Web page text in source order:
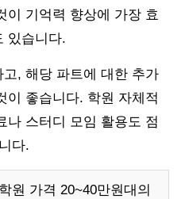
이 기억력 향상에 가장 효
있습니다.
, 해당 파트에 대한 추가
이 좋습니다. 학원 자체적
나 스터디 모임 활용도 점
다.
원 가격 20~40만원대의